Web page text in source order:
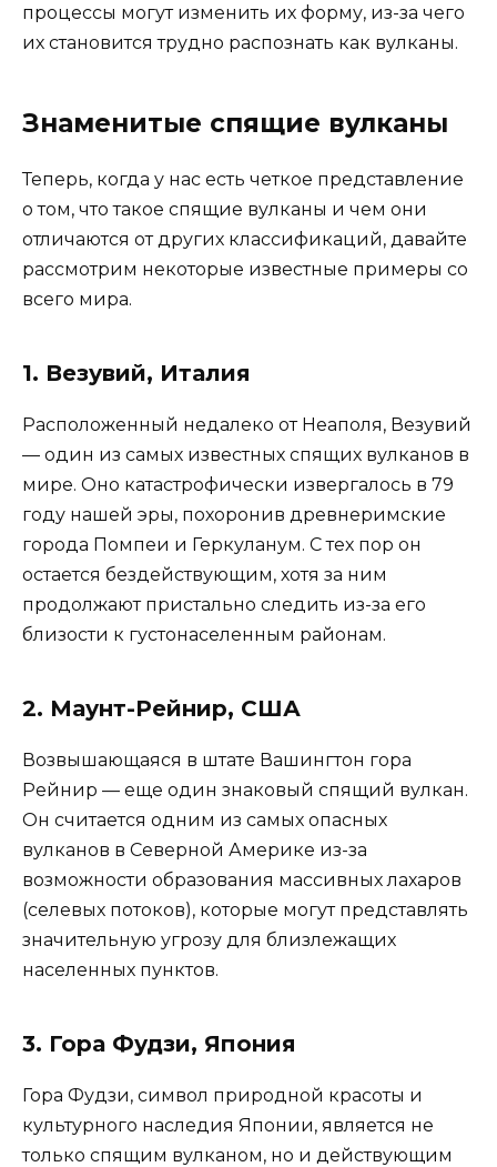
процессы могут изменить их форму, из-за чего
их становится трудно распознать как вулканы.
Знаменитые спящие вулканы
Теперь, когда у нас есть четкое представление
о том, что такое спящие вулканы и чем они
отличаются от других классификаций, давайте
рассмотрим некоторые известные примеры со
всего мира.
1. Везувий, Италия
Расположенный недалеко от Неаполя, Везувий
— один из самых известных спящих вулканов в
мире. Оно катастрофически извергалось в 79
году нашей эры, похоронив древнеримские
города Помпеи и Геркуланум. С тех пор он
остается бездействующим, хотя за ним
продолжают пристально следить из-за его
близости к густонаселенным районам.
2. Маунт-Рейнир, США
Возвышающаяся в штате Вашингтон гора
Рейнир — еще один знаковый спящий вулкан.
Он считается одним из самых опасных
вулканов в Северной Америке из-за
возможности образования массивных лахаров
(селевых потоков), которые могут представлять
значительную угрозу для близлежащих
населенных пунктов.
3. Гора Фудзи, Япония
Гора Фудзи, символ природной красоты и
культурного наследия Японии, является не
только спящим вулканом, но и действующим